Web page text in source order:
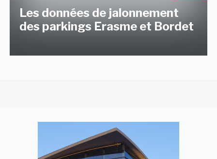
Les données de jalonnement
des parkings Erasme et Bordet